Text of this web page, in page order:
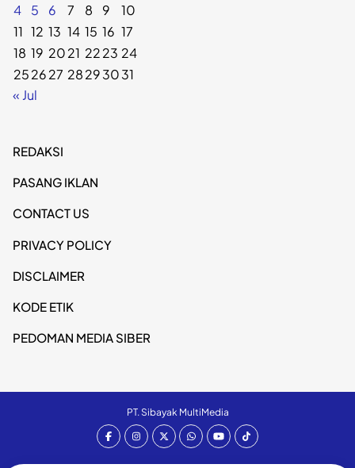
4
5 6 7 8 9
10
11 12 13 14 15 16 17
18 19 2021 2223 24
252627 28293031
« Jul
REDAKSI
PASANG IKLAN
CONTACT US
PRIVACY POLICY
DISCLAIMER
KODE ETIK
PEDOMAN MEDIA SIBER
PT. Sibayak MultiMedia